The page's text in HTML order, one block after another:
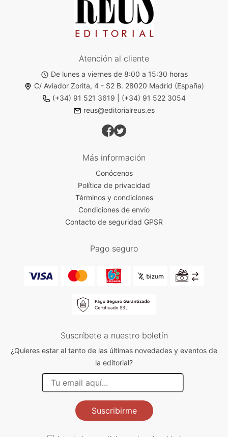
Atención al cliente
De lunes a viernes de 8:00 a 15:30 horas
C/ Aviador Zorita, 4 - S2 B. 28020 Madrid (España)
(+34) 91 521 3619
(+34) 91 522 3054
reus@editorialreus.es
Más información
Conócenos
Política de privacidad
Términos y condiciones
Condiciones de envío
Contacto de seguridad GPSR
Pago seguro
Suscríbete a nuestro boletín
¿Quieres estar al tanto de las últimas novedades y eventos de
la editorial?
Suscribirme